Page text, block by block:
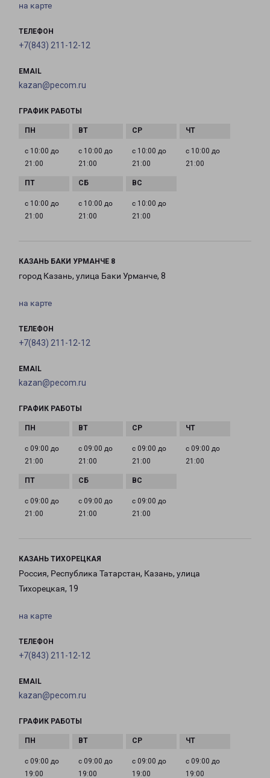
на карте
ТЕЛЕФОН
+7(843) 211-12-12
EMAIL
kazan@pecom.ru
ГРАФИК РАБОТЫ
с 10:00 до
21:00
с 10:00 до
21:00
с 10:00 до
21:00
с 10:00 до
21:00
с 10:00 до
21:00
с 10:00 до
21:00
с 10:00 до
21:00
КАЗАНЬ БАКИ УРМАНЧЕ 8
город Казань, улица Баки Урманче, 8
на карте
ТЕЛЕФОН
+7(843) 211-12-12
EMAIL
kazan@pecom.ru
ГРАФИК РАБОТЫ
с 09:00 до
21:00
с 09:00 до
21:00
с 09:00 до
21:00
с 09:00 до
21:00
с 09:00 до
21:00
с 09:00 до
21:00
с 09:00 до
21:00
КАЗАНЬ ТИХОРЕЦКАЯ
Россия, Республика Татарстан, Казань, улица
Тихорецкая, 19
на карте
ТЕЛЕФОН
+7(843) 211-12-12
EMAIL
kazan@pecom.ru
ГРАФИК РАБОТЫ
с 09:00 до
19:00
с 09:00 до
19:00
с 09:00 до
19:00
с 09:00 до
19:00